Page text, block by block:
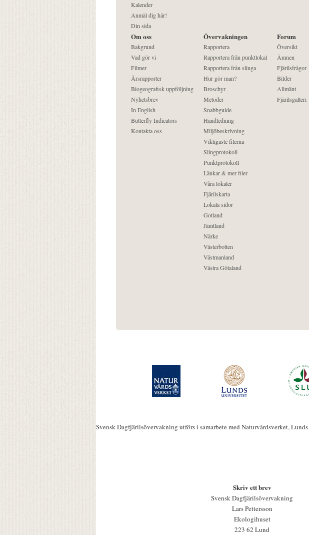
Kalender
Anmäl dig här!
Din sida
Om oss
Bakgrund
Vad gör vi
Filmer
Årsrapporter
Biogeografisk uppföljning
Nyhetsbrev
In English
Butterfly Indicators
Kontakta oss
Övervakningen
Rapportera
Rapportera från punktlokal
Rapportera från slinga
Hur gör man?
Broschyr
Metoder
Snabbguide
Handledning
Miljöbeskrivning
Viktigaste filerna
Slingprotokoll
Punktprotokoll
Länkar & mer filer
Våra lokaler
Fjärilskarta
Lokala sidor
Gotland
Jämtland
Närke
Västerbotten
Västmanland
Västra Götaland
Forum
Översikt
Ämnen
Fjärilsfrågor
Bilder
Allmänt
Fjärilsgalleri
Svensk Dagfjärilsövervakning utförs i samarbete med Naturvårdsverket,
Skriv ett brev
Svensk Dagfjärilsövervakning
Lars Pettersson
Ekologihuset
223 62 Lund